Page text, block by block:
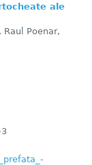
ale
Raul Poenar,